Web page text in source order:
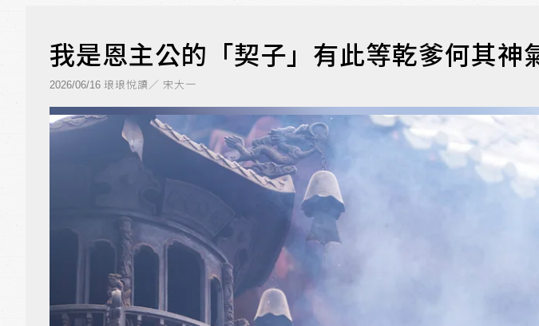
我是恩主公的「契子」有此等乾爹何其神
2026/06/16 琅琅悅讀／ 宋大一